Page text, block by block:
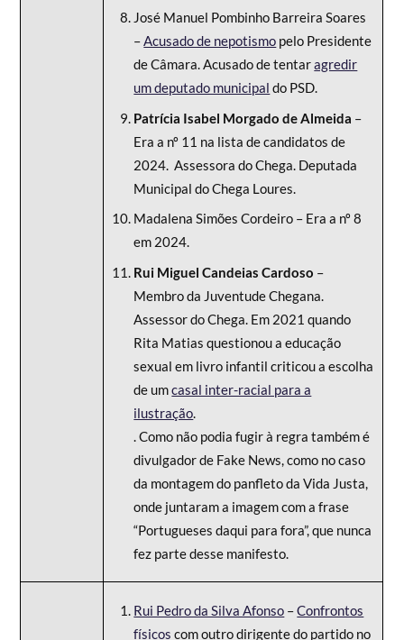
José Manuel Pombinho Barreira Soares
–Acusado de nepotismo pelo Presidente
de Câmara. Acusado de tentaragredir
um deputado municipal do PSD.
Patrícia Isabel Morgado de Almeida –
Era a nº 11 na lista de candidatos de
2024. Assessora do Chega. Deputada
Municipal do Chega Loures.
Madalena Simões Cordeiro – Era a nº 8
em 2024.
Rui Miguel Candeias Cardoso –
Membro da Juventude Chegana.
Assessor do Chega. Em 2021 quando
Rita Matias questionou a educação
sexual em livro infantil criticou a escolha
de umcasal inter-racial para a
ilustração.
. Como não podia fugir à regra também é
divulgador de Fake News, como no caso
da montagem do panfleto da Vida Justa,
onde juntaram a imagem com a frase
“Portugueses daqui para fora”, que nunca
fez parte desse manifesto.
Rui Pedro da Silva Afonso –Confrontos
físicos com outro dirigente do partido no